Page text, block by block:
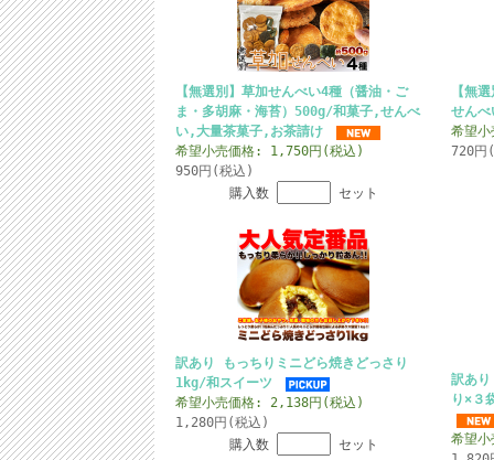
【無選別】草加せんべい4種（醤油・ご
ま・多胡麻・海苔）500g/和菓子,せんべ
い,大量茶菓子,お茶請け
希望小売価格: 1,750円(税込)
950円(税込)
購入数
セット
【無
せん
希望
720円
訳あり もっちりミニどら焼きどっさり
1kg/和スイーツ
希望小売価格: 2,138円(税込)
1,280円(税込)
購入数
セット
訳あ
り×３
希望